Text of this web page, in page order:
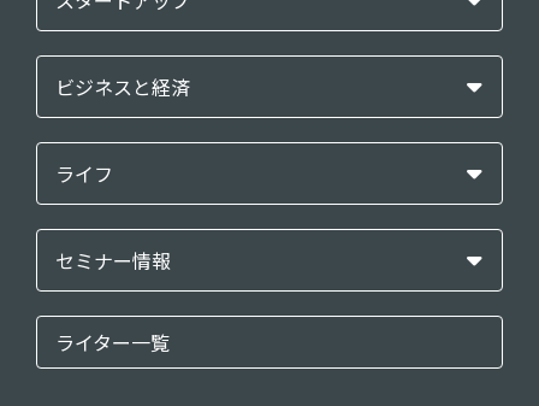
ビジネスと経済
ライフ
セミナー情報
ライター一覧